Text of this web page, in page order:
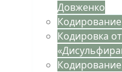
Довженко
Кодировка